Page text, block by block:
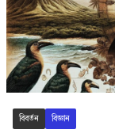
বিবর্তন বিজ্ঞান